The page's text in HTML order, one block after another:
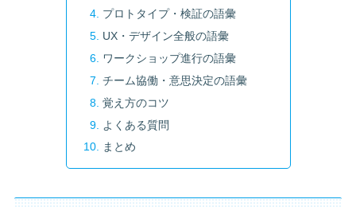
プロトタイプ・検証の語彙
UX・デザイン全般の語彙
ワークショップ進行の語彙
チーム協働・意思決定の語彙
覚え方のコツ
よくある質問
まとめ